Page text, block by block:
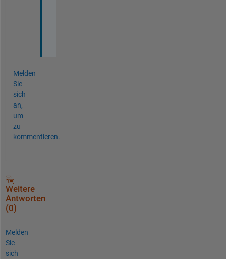
Melden
Sie
sich
an,
um
zu
kommentieren.
Weitere
Antworten
(0)
Melden
Sie
sich